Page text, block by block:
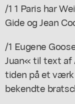
/1 1 Paris har
Gide og Jean
/1 Eugene
Juan« til text af
tiden på et
bekendte